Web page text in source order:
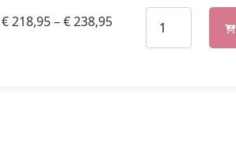
€218,95–€238,95